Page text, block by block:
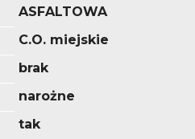
ASFALTOWA
C.O. miejskie
brak
narożne
tak